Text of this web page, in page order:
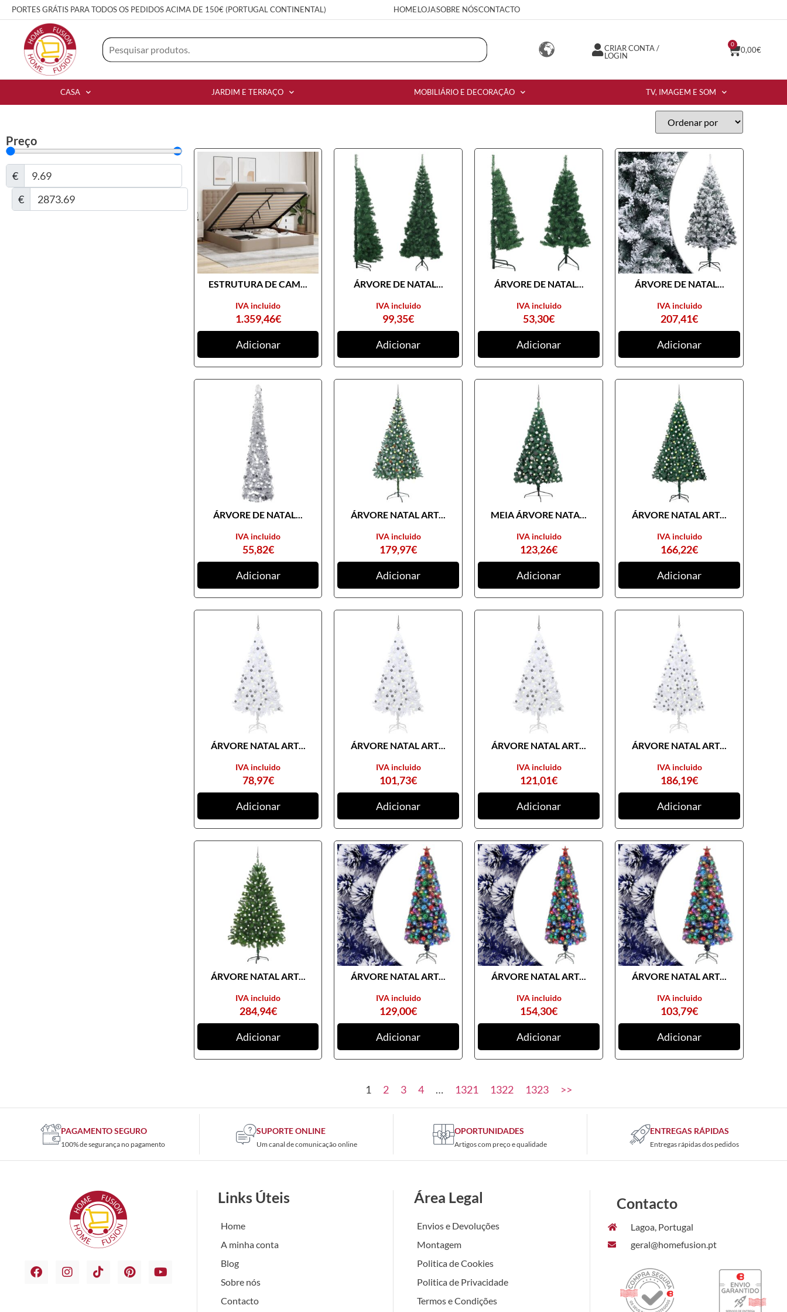
PORTES GRÁTIS PARA TODOS OS PEDIDOS ACIMA DE 150€ (PORTUGAL CONTINENTAL) HOMELOJASOBRE NÓSCONTACTO
CRIAR CONTA /
LOGIN
0,00€
0
CASA JARDIM E TERRAÇO MOBILIÁRIO E DECORAÇÃO TV, IMAGEM E SOM
Preço
€
€
ESTRUTURA DE CAM...
1.359,46€
IVA incluido
Adicionar
ÁRVORE DE NATAL...
99,35€
IVA incluido
Adicionar
ÁRVORE DE NATAL...
53,30€
IVA incluido
Adicionar
ÁRVORE DE NATAL...
207,41€
IVA incluido
Adicionar
ÁRVORE DE NATAL...
55,82€
IVA incluido
Adicionar
ÁRVORE NATAL ART...
179,97€
IVA incluido
Adicionar
MEIA ÁRVORE NATA...
123,26€
IVA incluido
Adicionar
ÁRVORE NATAL ART...
166,22€
IVA incluido
Adicionar
ÁRVORE NATAL ART...
78,97€
IVA incluido
Adicionar
ÁRVORE NATAL ART...
101,73€
IVA incluido
Adicionar
ÁRVORE NATAL ART...
121,01€
IVA incluido
Adicionar
ÁRVORE NATAL ART...
186,19€
IVA incluido
Adicionar
ÁRVORE NATAL ART...
284,94€
IVA incluido
Adicionar
ÁRVORE NATAL ART...
129,00€
IVA incluido
Adicionar
ÁRVORE NATAL ART...
154,30€
IVA incluido
Adicionar
ÁRVORE NATAL ART...
103,79€
IVA incluido
Adicionar
1 2 3 4 … 1321 1322 1323 >>
PAGAMENTO SEGURO
100% de segurança no pagamento
SUPORTE ONLINE
Um canal de comunicação online
OPORTUNIDADES
Artigos com preço e qualidade
ENTREGAS RÁPIDAS
Entregas rápidas dos pedidos
Links Úteis
Home
A minha conta
Blog
Sobre nós
Contacto
Área Legal
Envios e Devoluções
Montagem
Politica de Cookies
Politica de Privacidade
Termos e Condições
Contacto
Lagoa, Portugal
geral@homefusion.pt